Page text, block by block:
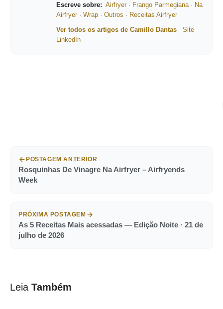
Escreve sobre: Airfryer· Frango Parmegiana · Na
Airfryer· Wrap · Outros · Receitas Airfryer
Ver todos os artigos de Camillo Dantas
Site
LinkedIn
POSTAGEM ANTERIOR
Rosquinhas De Vinagre Na Airfryer – Airfryends
Week
PRÓXIMA POSTAGEM
As 5 Receitas Mais acessadas — Edição Noite · 21 de
julho de 2026
Leia Também